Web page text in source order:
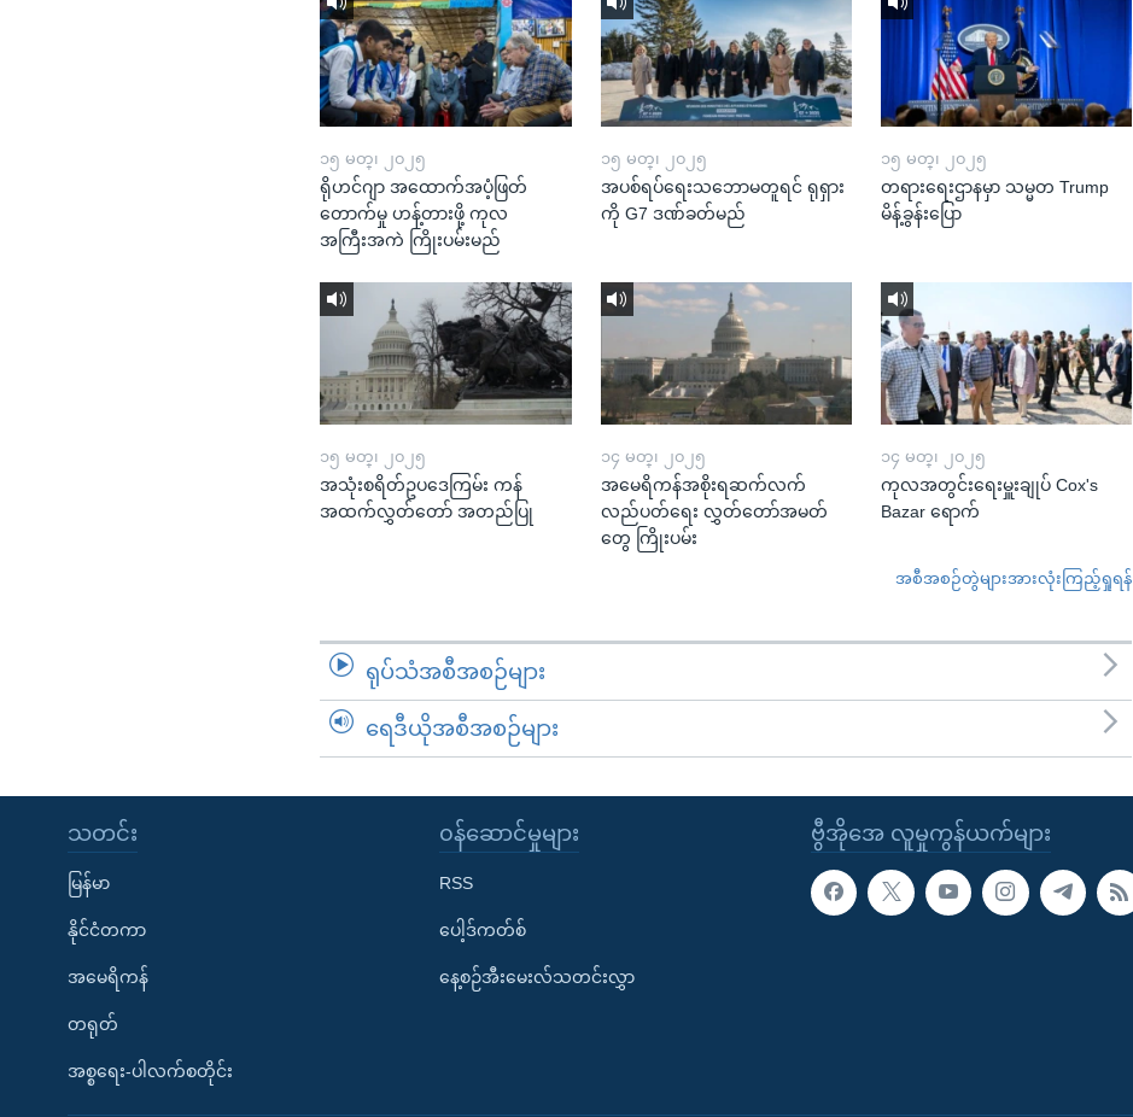
၁၅ မတ္၊ ၂၀၂၅
ရိုဟင်ဂျာ အထောက်အပံ့ဖြတ်
တောက်မှု ဟန့်တားဖို့ ကုလ
အကြီးအကဲ ကြိုးပမ်းမည်
၁၅ မတ္၊ ၂၀၂၅
အပစ်ရပ်ရေးသဘောမတူရင် ရုရှား
ကို G7 ဒဏ်ခတ်မည်
၁၅ မတ္၊ ၂၀၂၅
တရားရေးဌာနမှာ သမ္မတ Trump
မိန့်ခွန်းပြော
၁၅ မတ္၊ ၂၀၂၅
အသုံးစရိတ်ဥပဒေကြမ်း ကန်
အထက်လွှတ်တော် အတည်ပြု
၁၄ မတ္၊ ၂၀၂၅
အမေရိကန်အစိုးရဆက်လက်
လည်ပတ်ရေး လွှတ်တော်အမတ်
တွေ ကြိုးပမ်း
၁၄ မတ္၊ ၂၀၂၅
ကုလအတွင်းရေးမှူးချုပ် Cox's
Bazar ရောက်
အစီအစဉ်တွဲများအားလုံးကြည့်ရှုရန်
ရုပ်သံအစီအစဉ်များ
ရေဒီယိုအစီအစဉ်များ
ဗွီအိုအေ လူမှုကွန်ယက်များ
သတင်း
မြန်မာ
နိုင်ငံတကာ
အမေရိကန်
တရုတ်
အစ္စရေး-ပါလက်စတိုင်း
၀န်ဆောင်မှုများ
RSS
ပေါ့ဒ်ကတ်စ်
နေ့စဉ်အီးမေးလ်သတင်းလွှာ